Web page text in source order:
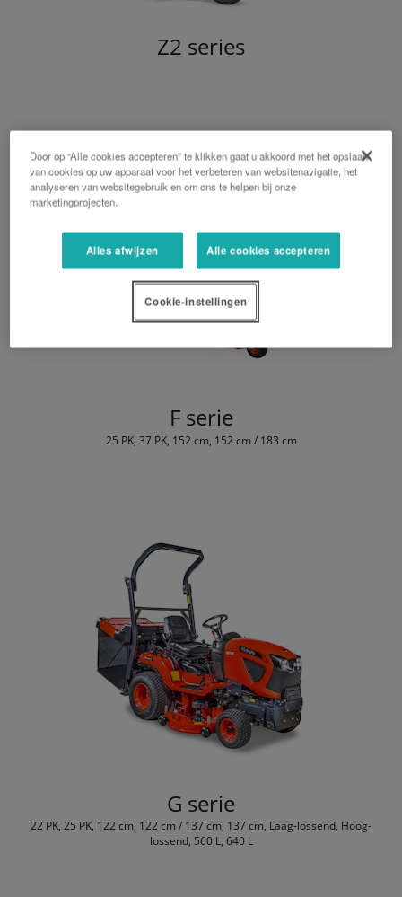
Z2 series
F serie
25 PK, 37 PK, 152 cm, 152 cm / 183 cm
G serie
22 PK, 25 PK, 122 cm, 122 cm / 137 cm, 137 cm, Laag-lossend, Hoog-
lossend, 560 L, 640 L
Door op “Alle cookies accepteren” te klikken gaat u akkoord met het opslaan
van cookies op uw apparaat voor het verbeteren van websitenavigatie, het
analyseren van websitegebruik en om ons te helpen bij onze
marketingprojecten.
Alles afwijzen Alle cookies accepteren
Cookie-instellingen